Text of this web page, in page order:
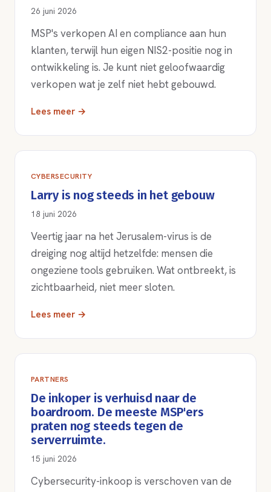
26 juni 2026
MSP's verkopen AI en compliance aan hun
klanten, terwijl hun eigen NIS2-positie nog in
ontwikkeling is. Je kunt niet geloofwaardig
verkopen wat je zelf niet hebt gebouwd.
Lees meer →
CYBERSECURITY
Larry is nog steeds in het gebouw
18 juni 2026
Veertig jaar na het Jerusalem-virus is de
dreiging nog altijd hetzelfde: mensen die
ongeziene tools gebruiken. Wat ontbreekt, is
zichtbaarheid, niet meer sloten.
Lees meer →
PARTNERS
De inkoper is verhuisd naar de
boardroom. De meeste MSP'ers
praten nog steeds tegen de
serverruimte.
15 juni 2026
Cybersecurity-inkoop is verschoven van de